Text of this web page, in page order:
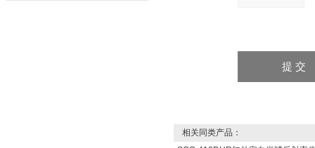
相关同类产品：